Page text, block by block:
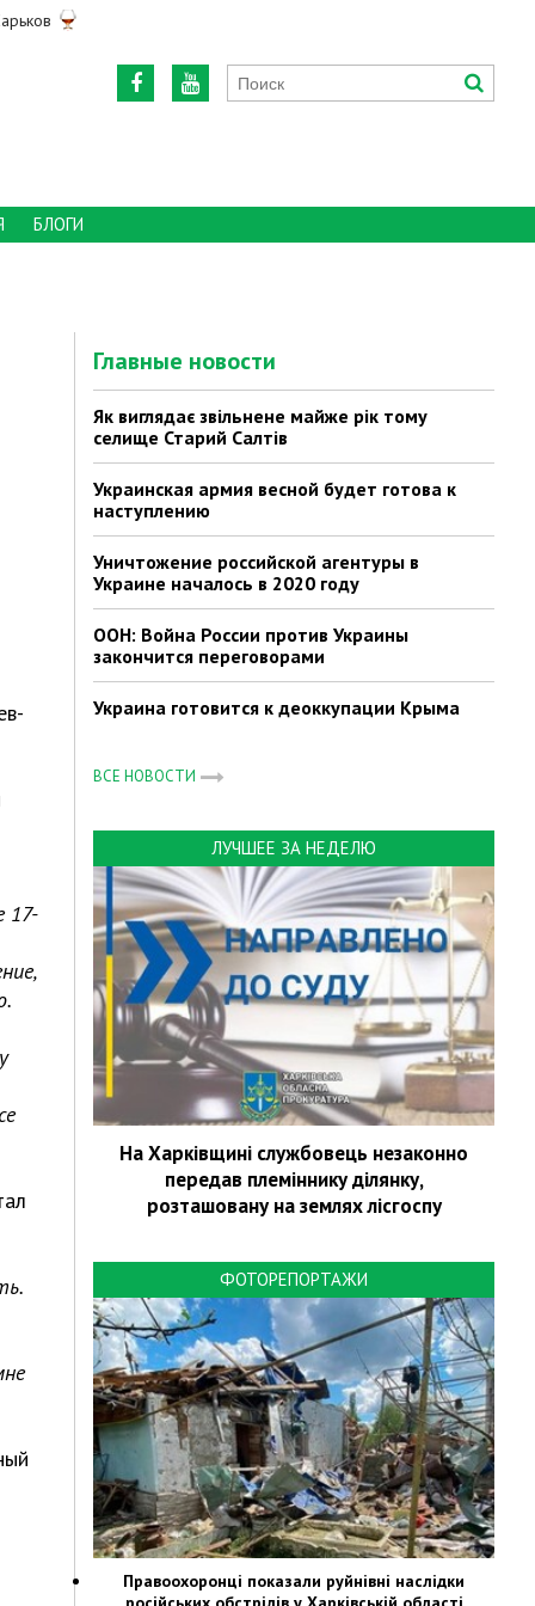
БЛОГИ
17-
Главные новости
Як виглядає звільнене майже рік тому
селище Старий Салтів
Украинская армия весной будет готова к
наступлению
Уничтожение российской агентуры в
Украине началось в 2020 году
ООН: Война России против Украины
закончится переговорами
Украина готовится к деоккупации Крыма
ВСЕ НОВОСТИ
ЛУЧШЕЕ ЗА НЕДЕЛЮ
На Харківщині службовець незаконно
передав племіннику ділянку,
розташовану на землях лісгоспу
ФОТОРЕПОРТАЖИ
Правоохоронці показали руйнівні наслідки